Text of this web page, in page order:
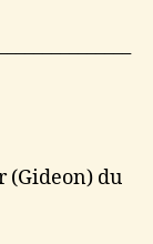
(Gideon) du